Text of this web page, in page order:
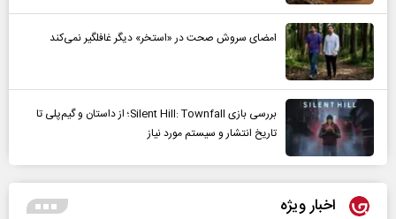
امضای سروش صحت در «استخر» دیگر غافلگیر نمی‌کند
بررسی بازی Silent Hill: Townfall؛ از داستان و گیم‌پلی تا
تاریخ انتشار و سیستم مورد نیاز
اخبار ویژه